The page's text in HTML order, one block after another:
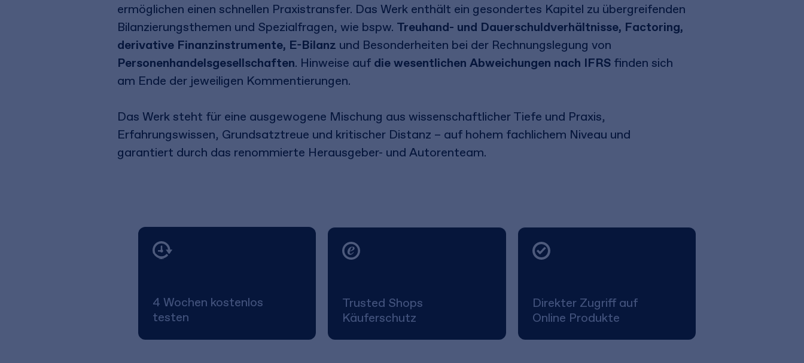
ermöglichen einen schnellen Praxistransfer. Das Werk enthält ein gesondertes Kapitel zu übergreifenden
Bilanzierungsthemen und Spezialfragen, wie bspw. Treuhand- und Dauerschuldverhältnisse, Factoring,
derivative Finanzinstrumente, E-Bilanz und Besonderheiten bei der Rechnungslegung von
Personenhandelsgesellschaften. Hinweise auf die wesentlichen Abweichungen nach IFRS finden sich
am Ende der jeweiligen Kommentierungen.
Das Werk steht für eine ausgewogene Mischung aus wissenschaftlicher Tiefe und Praxis,
Erfahrungswissen, Grundsatztreue und kritischer Distanz – auf hohem fachlichem Niveau und
garantiert durch das renommierte Herausgeber- und Autorenteam.
4 Wochen kostenlos
testen
Trusted Shops
Käuferschutz
Direkter Zugriff auf
Online Produkte